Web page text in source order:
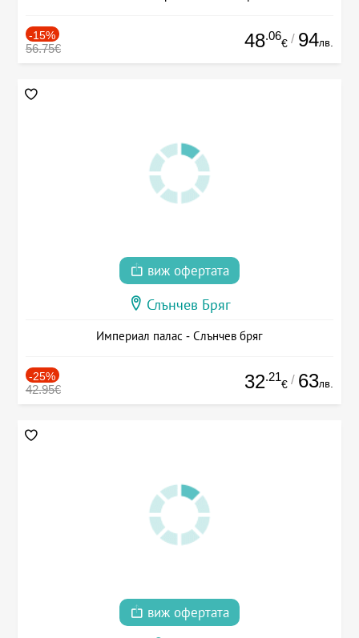
-15%
56.75€ 48.06
€ / 94лв.
виж офертата
Слънчев Бряг
Империал палас - Слънчев бряг
-25%
42.95€ 32.21
€ / 63лв.
виж офертата